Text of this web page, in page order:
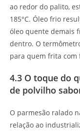
ao redor do palito,
185°C. Óleo frio
óleo quente demais
dentro. O
para quem frita com
4.3 O toque do
de polvilho
O parmesão ralado
relação ao